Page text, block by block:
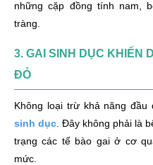
những cặp đồng tính nam,
tràng.
3. GAI SINH DỤC KHIẾN
ĐỎ
Không loại trừ khả năng
sinh dục . Đây không phải là
trạng các tế bào gai ở cơ
mức.